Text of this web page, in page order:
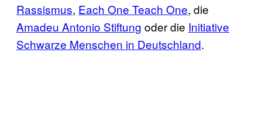
Rassismus, Each One Teach One, die
Amadeu Antonio Stiftung oder die Initiative
Schwarze Menschen in Deutschland.